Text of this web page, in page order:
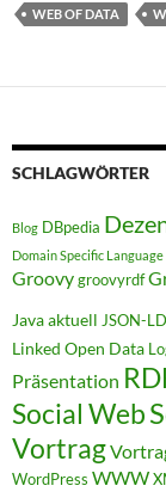
WEB OF DATA
SCHLAGWÖRTER
Blog DBpedia
Domain Specific Language
Groovygroovyrdf
Java aktuell JSON-LD
Linked Open Data
Präsentation
Social Web
Vortrag
WordPress WWW